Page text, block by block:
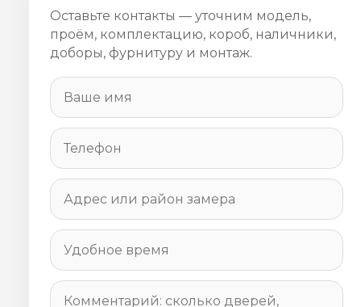
Оставьте контакты — уточним модель,
проём, комплектацию, короб, наличники,
доборы, фурнитуру и монтаж.